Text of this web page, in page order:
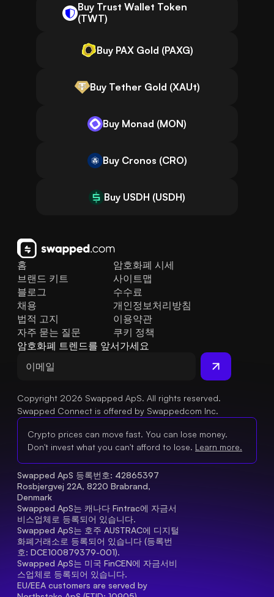
Buy Trust Wallet Token
(TWT)
Buy PAX Gold (PAXG)
Buy Tether Gold (XAUt)
Buy Monad (MON)
Buy Cronos (CRO)
Buy USDH (USDH)
홈
브랜드 키트
블로그
자주 묻는 질문
법적 고지
채용
암호화폐 시세
사이트맵
수수료
개인정보처리방침
이용약관
쿠키 정책
암호화폐 트렌드를 앞서가세요
Copyright 2026 Swapped ApS. All rights reserved.
Swapped Connect is offered by Swappedcom Inc.
Crypto prices can move fast. You can lose money.
Don't invest what you can't afford to lose. Learn more.
Swapped ApS 등록번호: 42865397
Rosbjergvej 22A, 8220 Brabrand,
Denmark
Swapped ApS는 캐나다 Fintrac에 자금서
비스업체로 등록되어 있습니다.
Swapped ApS는 호주 AUSTRAC에 디지털
화폐거래소로 등록되어 있습니다 (등록번
호: DCE100879379-001).
Swapped ApS는 미국 FinCEN에 자금서비
스업체로 등록되어 있습니다.
EU/EEA customers are served by